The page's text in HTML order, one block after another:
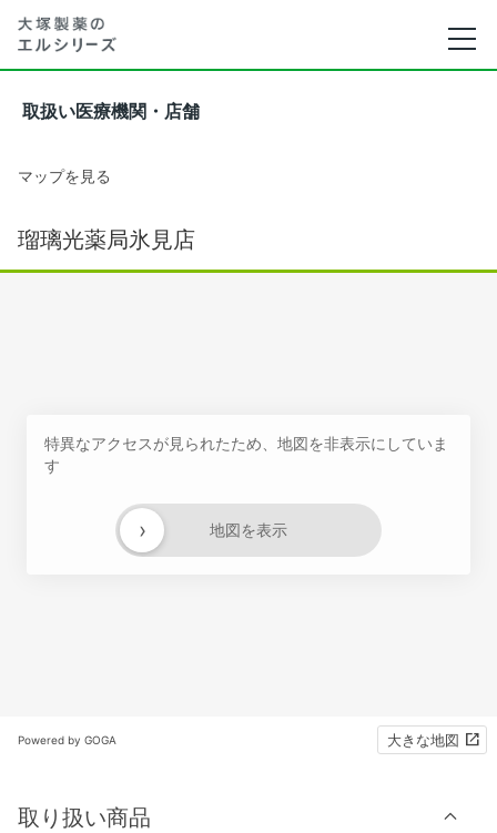
取扱い医療機関・店舗
マップを見る
瑠璃光薬局氷見店
特異なアクセスが見られたため、地図を非表示にしていま
す
地図を表示
›
Powered by GOGA 大きな地図
取り扱い商品